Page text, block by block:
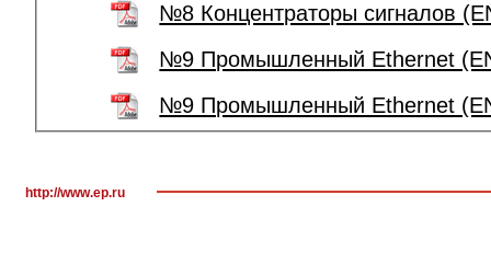
№8 Концентраторы сигналов
№9 Промышленный Ethernet
№9 Промышленный Ethernet
http://www.ep.ru